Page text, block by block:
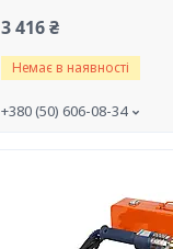
3 416 ₴
Немає в наявності
+380 (50) 606-08-34